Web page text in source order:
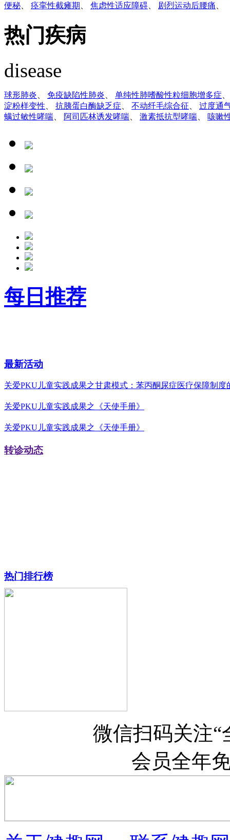
便秘
痉挛性截瘫期 焦虑性适应障碍 剧烈运动后腰痛
热门疾病
disease
球形肺炎 免疫缺陷性肺炎 单纯性肺嗜酸性粒细胞增多症
淀粉样变性
抗胰蛋白酶缺乏症 不动纤毛综合征
过度通
螨过敏性哮喘
阿司匹林诱发哮喘 激素抵抗型哮喘 咳嗽
每日推荐
最新活动
更多
关爱PKU儿童实践成果之甘肃模式：苯丙酮尿症医疗保障制度
关爱PKU儿童实践成果之《天使手册》
关爱PKU儿童实践成果之《天使手册》
转诊动态
热门排行榜
更多
微信扫码关注“
会员全年